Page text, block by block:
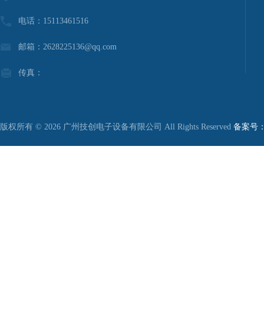
电话：15113461516
邮箱：2628225136@qq.com
传真：
版权所有 © 2026 广州技创电子设备有限公司 All Rights Reserved 备案号